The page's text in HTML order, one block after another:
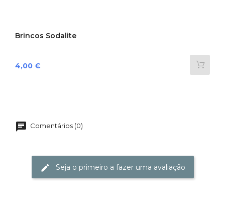
Brincos Sodalite
Preço
4,00 €
Comentários (0)
Seja o primeiro a fazer uma avaliação